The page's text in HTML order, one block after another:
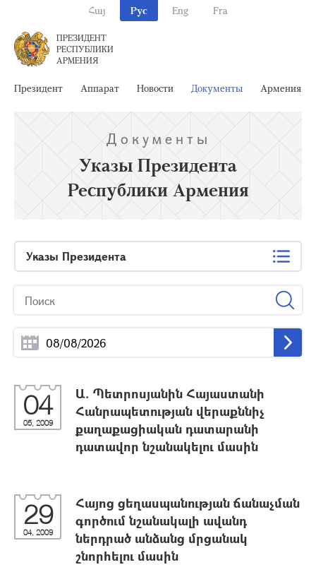
Հայ Рус Eng Fra
ПРЕЗИДЕНТ
РЕСПУБЛИКИ
АРМЕНИЯ
Президент Аппарат Новости Документы Армения
Документы
Указы Президента
Республики Армения
Указы Президента
04
05, 2009
Ա. Պետրոսյանին Հայաստանի
Հանրապետության վերաքննիչ
քաղաքացիական դատարանի
դատավոր նշանակելու մասին
29
04, 2009
Հայոց ցեղասպանության ճանաչման
գործում նշանակալի ավանդ
ներդրած անձանց մրցանակ
շնորհելու մասին